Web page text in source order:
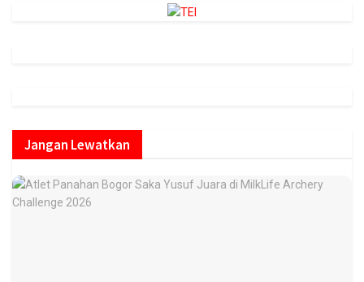
Jangan Lewatkan